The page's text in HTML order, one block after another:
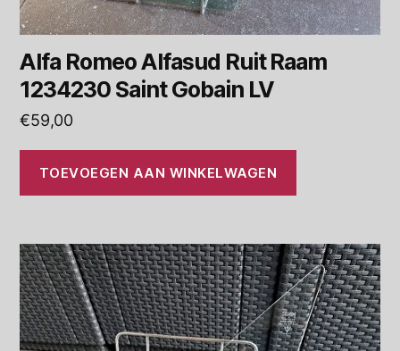
Alfa Romeo Alfasud Ruit Raam
1234230 Saint Gobain LV
€59,00
TOEVOEGEN AAN WINKELWAGEN